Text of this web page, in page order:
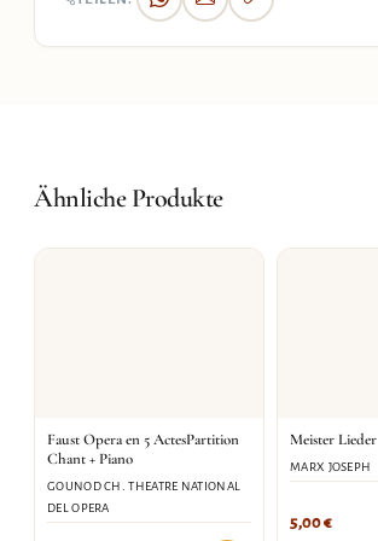
Ähnliche Produkte
Faust Opera en 5 ActesPartition
Chant + Piano
GOUNOD CH. THEATRE NATIONAL
DEL OPERA
Meister Lieder
MARX JOSEPH
5,00€